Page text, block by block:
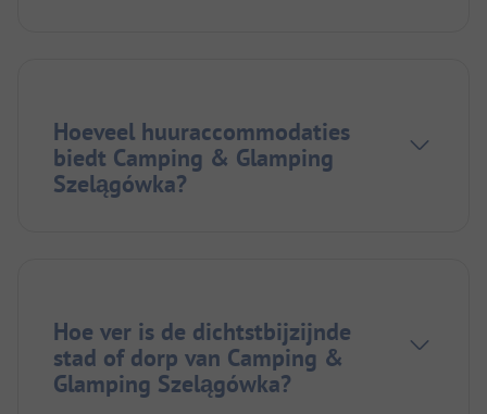
Hoeveel huuraccommodaties
biedt Camping & Glamping
Szelągówka?
Hoe ver is de dichtstbijzijnde
stad of dorp van Camping &
Glamping Szelągówka?